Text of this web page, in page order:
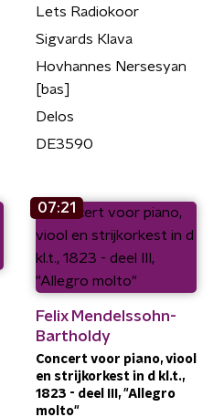
Lets Radiokoor
Sigvards Klava
Hovhannes Nersesyan
[bas]
Delos
DE3590
07:21
Felix Mendelssohn-
Bartholdy
Concert voor piano, viool
en strijkorkest in d kl.t.,
1823 - deel III, "Allegro
molto"